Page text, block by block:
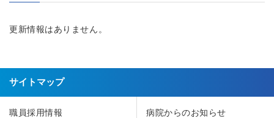
更新情報はありません。
サイトマップ
職員採用情報 病院からのお知らせ